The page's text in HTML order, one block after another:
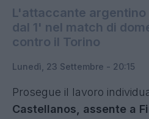
L'attaccante
dal 1' nel match di
contro il Torino
Lunedì, 23 Settembre - 20:15
Prosegue il lavoro
Castellanos, assente a